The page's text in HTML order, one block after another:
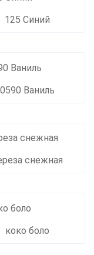
125 Синий
0590 Ваниль
снежная
коко боло